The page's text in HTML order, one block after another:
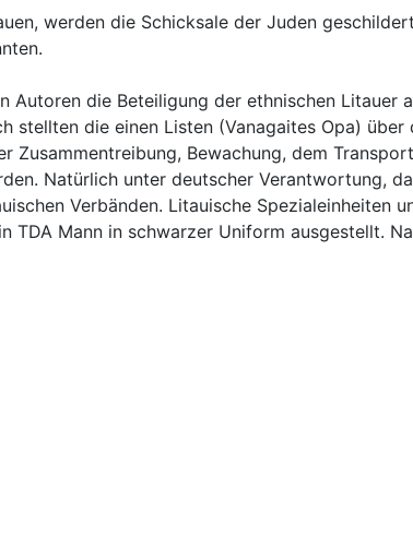
werden die Schicksale der Juden
die Beteiligung der ethnischen Litauer
stellten die einen Listen (Vanagaites Opa)
Zusammentreibung, Bewachung, dem
Natürlich unter deutscher Verantwortung,
Verbänden. Litauische Spezialeinheiten
TDA Mann in schwarzer Uniform ausgestellt.